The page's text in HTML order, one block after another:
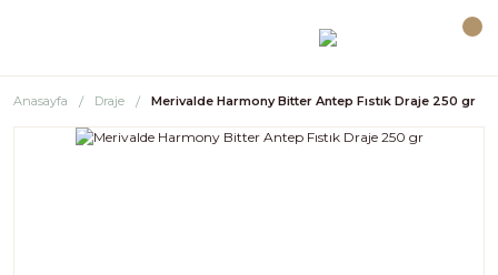
Anasayfa Draje Merivalde Harmony Bitter Antep Fıstık Draje 250 gr